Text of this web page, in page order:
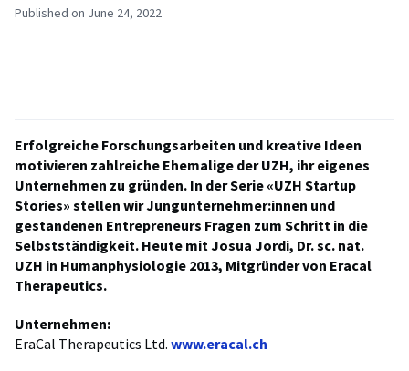
Published on June 24, 2022
Erfolgreiche Forschungsarbeiten und kreative Ideen
motivieren zahlreiche Ehemalige der UZH, ihr eigenes
Unternehmen zu gründen. In der Serie «UZH Startup
Stories» stellen wir Jungunternehmer:innen und
gestandenen Entrepreneurs Fragen zum Schritt in die
Selbstständigkeit. Heute mit Josua Jordi, Dr. sc. nat.
UZH in Humanphysiologie 2013, Mitgründer von Eracal
Therapeutics.
Unternehmen:
EraCal Therapeutics Ltd. www.eracal.ch